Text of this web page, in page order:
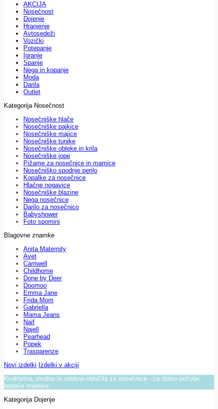
AKCIJA
Nosečnost
Dojenje
Hranjenje
Avtosedeži
Vozički
Potepanje
Igranje
Spanje
Nega in kopanje
Moda
Darila
Outlet
Kategorija Nosečnost
Nosečniške hlače
Nosečniške pajkice
Nosečniške majice
Nosečniške tunike
Nosečniške obleke in krila
Nosečniške jope
Pižame za nosečnice in mamice
Nosečniško spodnje perilo
Kopalke za nosečnice
Hlačne nogavice
Nosečniške blazine
Nega nosečnice
Darilo za nosečnico
Babyshower
Foto spomini
Blagovne znamke
Anita Maternity
Avet
Carriwell
Childhome
Done by Deer
Doomoo
Emma Jane
Frida Mom
Gabriella
Mama Jeans
Naif
Najell
Pearhead
Popek
Trasparenze
Novi izdelki Izdelki v akciji
Kvalitetna, modna in udobna oblačila za nosečnice - za dobro počutje
bodoče mamice.
Kategorija Dojenje